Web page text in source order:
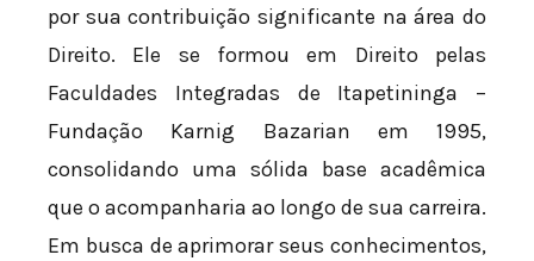
por sua contribuição significante na área do
Direito. Ele se formou em Direito pelas
Faculdades Integradas de Itapetininga –
Fundação Karnig Bazarian em 1995,
consolidando uma sólida base acadêmica
que o acompanharia ao longo de sua carreira.
Em busca de aprimorar seus conhecimentos,